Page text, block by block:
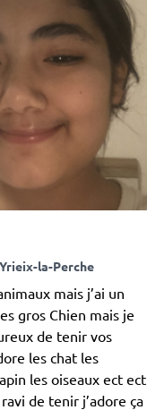
la-Perche
mais j’ai un
gros Chien mais je
de tenir vos
les chat les
les oiseaux ect ect
de tenir j’adore ça